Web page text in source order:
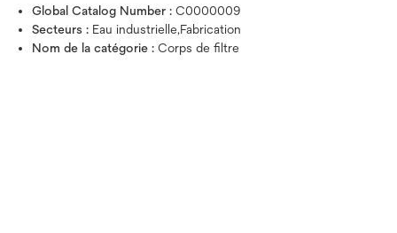
Global Catalog Number : C0000009
Secteurs : Eau industrielle,Fabrication
Nom de la catégorie : Corps de filtre